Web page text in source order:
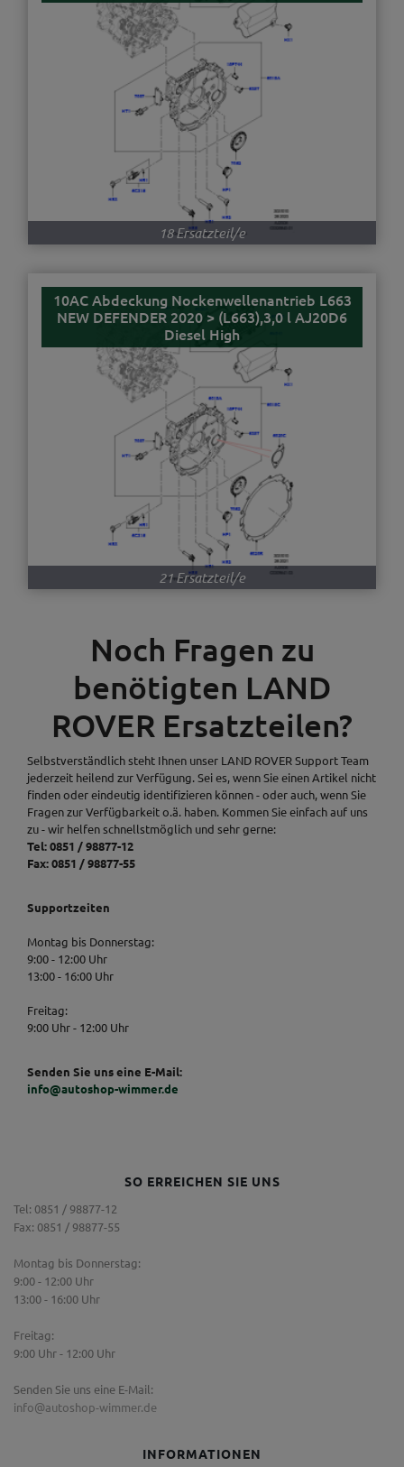
18 Ersatzteil/e
10AC Abdeckung Nockenwellenantrieb L663
NEW DEFENDER 2020 > (L663),3,0 l AJ20D6
Diesel High
21 Ersatzteil/e
Noch Fragen zu
benötigten LAND
ROVER Ersatzteilen?
Selbstverständlich steht Ihnen unser LAND ROVER Support Team
jederzeit heilend zur Verfügung. Sei es, wenn Sie einen Artikel nicht
finden oder eindeutig identifizieren können - oder auch, wenn Sie
Fragen zur Verfügbarkeit o.ä. haben. Kommen Sie einfach auf uns
zu - wir helfen schnellstmöglich und sehr gerne:
Tel: 0851 / 98877-12
Fax: 0851 / 98877-55
Supportzeiten
Montag bis Donnerstag:
9:00 - 12:00 Uhr
13:00 - 16:00 Uhr
Freitag:
9:00 Uhr - 12:00 Uhr
Senden Sie uns eine E-Mail:
info@autoshop-wimmer.de
SO ERREICHEN SIE UNS
Tel: 0851 / 98877-12
Fax: 0851 / 98877-55
Montag bis Donnerstag:
9:00 - 12:00 Uhr
13:00 - 16:00 Uhr
Freitag:
9:00 Uhr - 12:00 Uhr
Senden Sie uns eine E-Mail:
info@autoshop-wimmer.de
INFORMATIONEN